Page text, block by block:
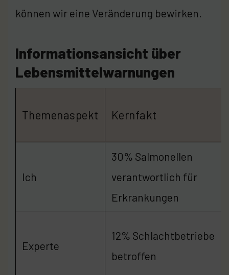
können wir eine Veränderung bewirken.
Informationsansicht über
Lebensmittelwarnungen
Themenaspekt Kernfakt
Ich
30% Salmonellen
verantwortlich für
Erkrankungen
Experte
12% Schlachtbetriebe
betroffen